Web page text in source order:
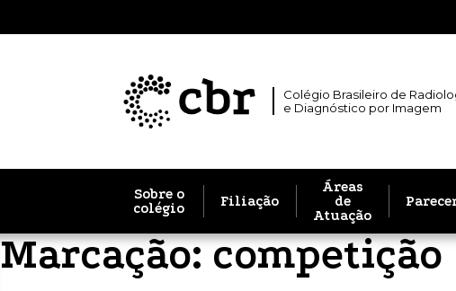
Colégio Brasileiro de
e Diagnóstico por Imagem
Sobre o
colégio
Filiação
Áreas
de
Atuação
Marcação:competição